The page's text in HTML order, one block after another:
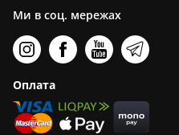
Ми в соц. мережах
Оплата